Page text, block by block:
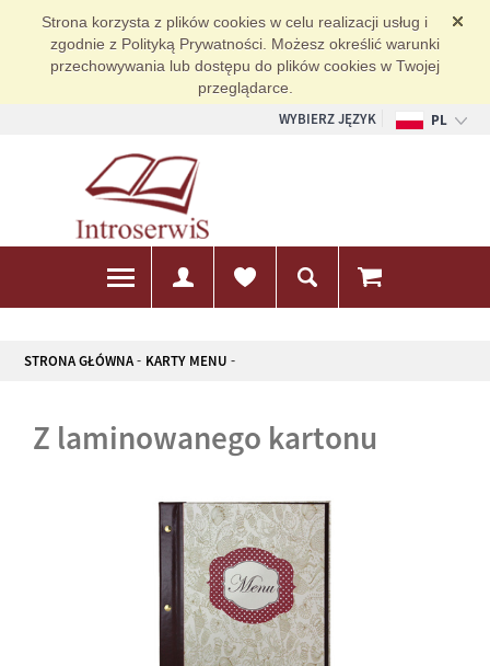
Strona korzysta z plików cookies w celu realizacji usług i
zgodnie z Polityką Prywatności. Możesz określić warunki
przechowywania lub dostępu do plików cookies w Twojej
przeglądarce.
WYBIERZ JĘZYK
PL
STRONA GŁÓWNA KARTY MENU
z laminowanego kartonu